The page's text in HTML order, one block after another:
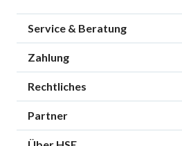
Service & Beratung
Zahlung
Rechtliches
Partner